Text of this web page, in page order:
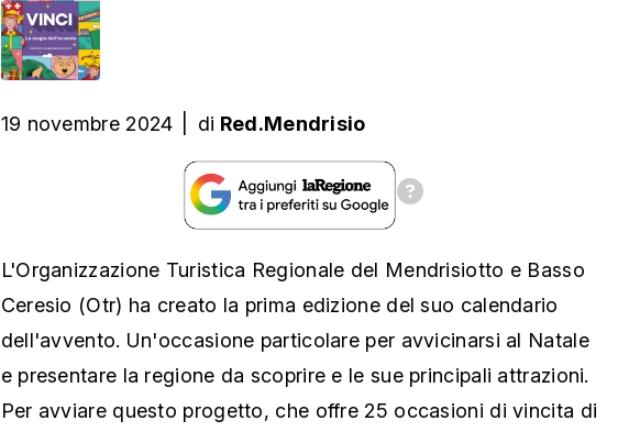
19 novembre 2024 di Red.Mendrisio
L'Organizzazione Turistica Regionale del Mendrisiotto e Basso
Ceresio (Otr) ha creato la prima edizione del suo calendario
dell'avvento. Un'occasione particolare per avvicinarsi al Natale
e presentare la regione da scoprire e le sue principali attrazioni.
Per avviare questo progetto, che offre 25 occasioni di vincita di